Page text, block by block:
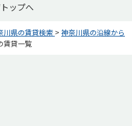
ップへ
川県の賃貸検索 > 神奈川県の沿線から
賃貸一覧